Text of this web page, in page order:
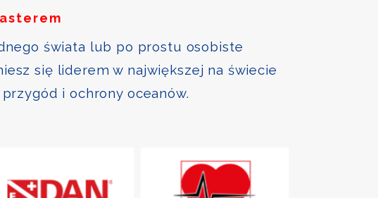
świata lub po prostu osobiste
się liderem w największej na świecie
i ochrony oceanów.